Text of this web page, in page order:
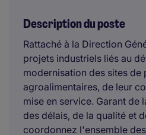
Description du poste
Rattaché à la Direction
projets industriels liés au
modernisation des sites de
agroalimentaires, de leur
mise en service. Garant de
des délais, de la qualité et
coordonnez l'ensemble